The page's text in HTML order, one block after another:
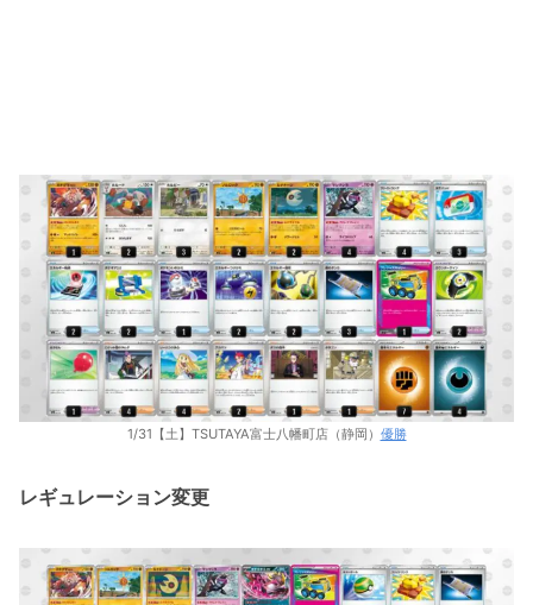
1/31【土】TSUTAYA富士八幡町店（静岡） 優勝
レギュレーション変更